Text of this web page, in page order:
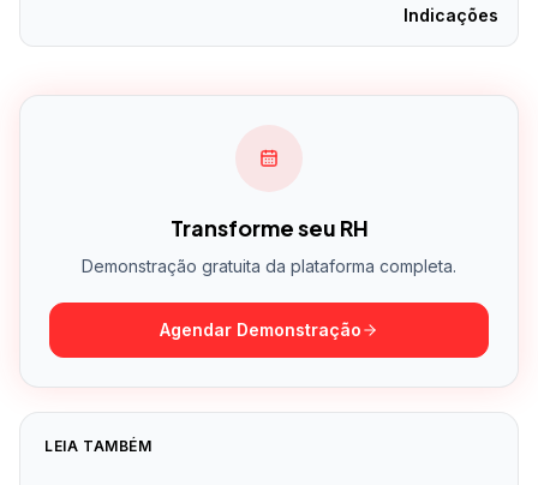
Indicações
Transforme seu RH
Demonstração gratuita da plataforma completa.
Agendar Demonstração
LEIA TAMBÉM